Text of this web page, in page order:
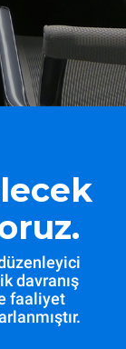
davranış
faaliyet